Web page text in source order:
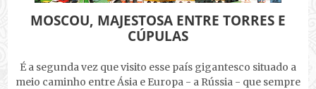
MOSCOU, MAJESTOSA ENTRE TORRES E
CÚPULAS
É a segunda vez que visito esse país gigantesco situado a
meio caminho entre Ásia e Europa - a Rússia - que sempre